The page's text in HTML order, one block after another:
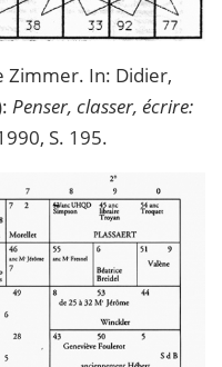
Zimmer. In: Didier,
Penser, classer, écrire:
S. 195.